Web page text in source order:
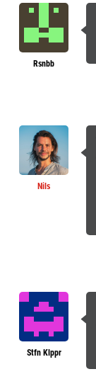
Rsnbb
Nils
Stfn Klppr